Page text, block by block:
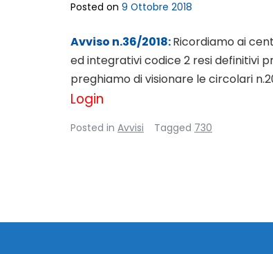
Posted on 9 Ottobre 2018
Avviso n.36/2018:Ricordiamo ai
ed integrativi codice 2 resi definitivi
preghiamo di visionare le circolari
Login
Posted in Avvisi Tagged 730